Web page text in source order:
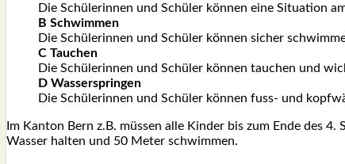
Die Schü­le­rin­nen und Schü­ler kön­nen eine Situa­ti­on
B Schwim­men
Die Schü­le­rin­nen und Schü­ler kön­nen sicher
C Tau­chen
Die Schü­le­rin­nen und Schü­ler kön­nen tau­chen und
D Was­ser­sprin­gen
Die Schü­le­rin­nen und Schü­ler kön­nen fuss- und
Im Kan­ton Bern z.B. müs­sen alle Kin­der bis zum Ende des
Was­ser hal­ten und 50 Meter schwim­men.